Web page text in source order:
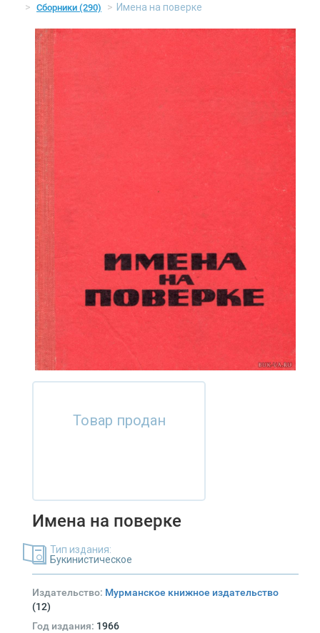
Сборники (290) Имена на поверке
Товар продан
Имена на поверке
Тип издания:
Букинистическое
Издательство: Мурманское книжное издательство
(12)
Год издания: 1966